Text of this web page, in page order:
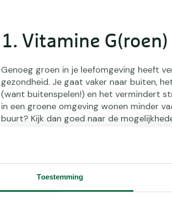
Toestemming
1. Vitamine G(roen)
Genoeg groen in je leefomgeving heeft
gezondheid. Je gaat vaker naar buiten,
(want buitenspelen!) en het vermindert
in een groene omgeving wonen minder
buurt? Kijk dan goed naar de
2. Hup in beweging